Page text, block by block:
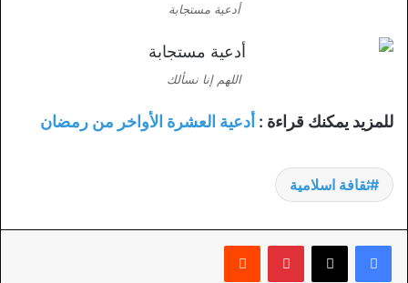
أدعية مستجابة
اللهم إنا نسألك
للمزيد يمكنك قراءة : أدعية العشرة الأواخر من رمضان
ثقافة اسلامية
بينتيريست